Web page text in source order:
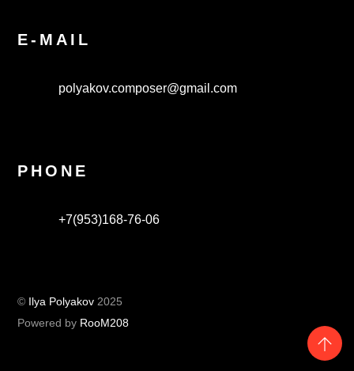
E-MAIL
polyakov.composer@gmail.com
PHONE
+7(953)168-76-06
© Ilya Polyakov 2025
Powered by RooM208